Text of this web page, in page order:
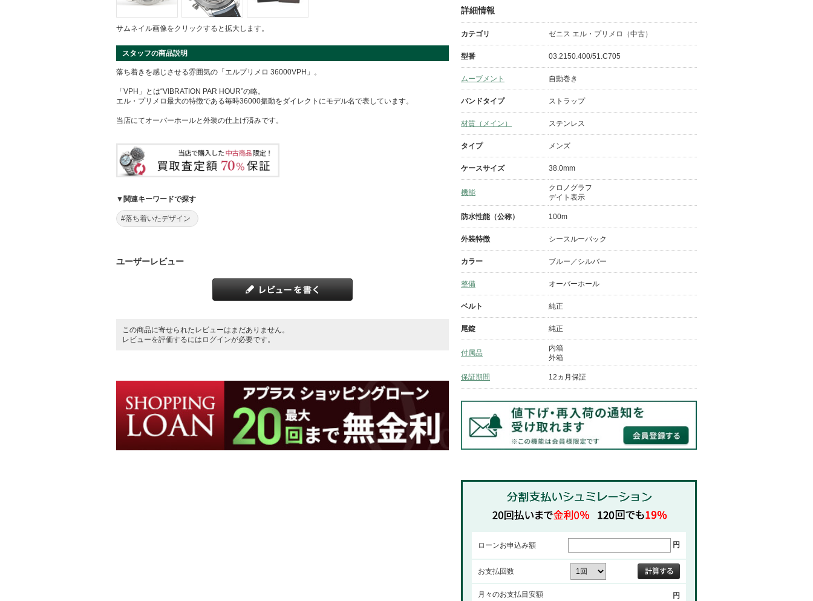
サムネイル画像をクリックすると拡大します。
スタッフの商品説明
落ち着きを感じさせる雰囲気の「エルプリメロ 36000VPH」。
「VPH」とは“VIBRATION PAR HOUR”の略。
エル・プリメロ最大の特徴である毎時36000振動をダイレクトにモデル名で表しています。
当店にてオーバーホールと外装の仕上げ済みです。
▼関連キーワードで探す
#落ち着いたデザイン
ユーザーレビュー
この商品に寄せられたレビューはまだありません。
レビューを評価するには ログインが必要です。
詳細情報
カテゴリ ゼニス エル・プリメロ（中古）
型番 03.2150.400/51.C705
ムーブメント 自動巻き
バンドタイプ ストラップ
材質（メイン） ステンレス
タイプ メンズ
ケースサイズ 38.0mm
機能
クロノグラフ
デイト表示
防水性能（公称） 100m
外装特徴 シースルーバック
カラー ブルー／シルバー
整備 オーバーホール
ベルト 純正
尾錠 純正
付属品
内箱
外箱
保証期間 12ヵ月保証
ローンお申込み額 円
お支払回数
月々のお支払目安額 円